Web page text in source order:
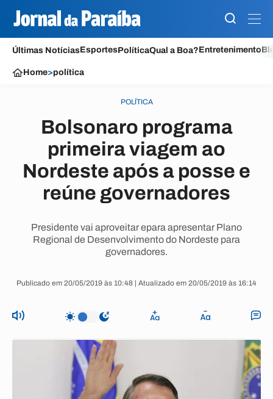
Últimas NotíciasEsportesPolíticaQual a Boa?Entretenimento
Home>política
POLÍTICA
Bolsonaro programa
primeira viagem ao
Nordeste após a posse e
reúne governadores
Presidente vai aproveitar epara apresentar Plano
Regional de Desenvolvimento do Nordeste para
governadores.
Publicado em 20/05/2019 às 10:48 | Atualizado em 20/05/2019 às 16:14